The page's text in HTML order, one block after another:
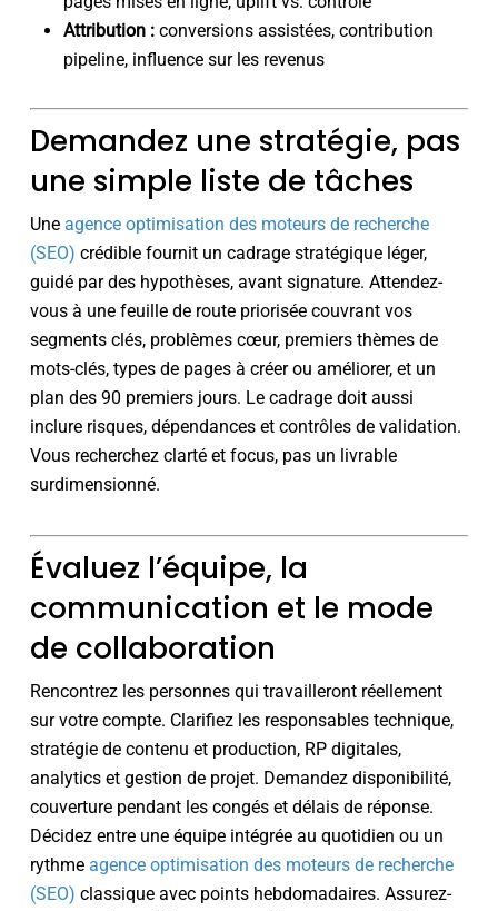
Attribution :conversions assistées, contribution
pipeline, influence sur les revenus
Demandez une stratégie, pas
une simple liste de tâches
Une agence optimisation des moteurs de recherche
(SEO) crédible fournit un cadrage stratégique léger,
guidé par des hypothèses, avant signature. Attendez-
vous à une feuille de route priorisée couvrant vos
segments clés, problèmes cœur, premiers thèmes de
mots-clés, types de pages à créer ou améliorer, et un
plan des 90 premiers jours. Le cadrage doit aussi
inclure risques, dépendances et contrôles de validation.
Vous recherchez clarté et focus, pas un livrable
surdimensionné.
Évaluez l’équipe, la
communication et le mode
de collaboration
Rencontrez les personnes qui travailleront réellement
sur votre compte. Clarifiez les responsables technique,
stratégie de contenu et production, RP digitales,
analytics et gestion de projet. Demandez disponibilité,
couverture pendant les congés et délais de réponse.
Décidez entre une équipe intégrée au quotidien ou un
rythme agence optimisation des moteurs de recherche
(SEO) classique avec points hebdomadaires. Assurez-